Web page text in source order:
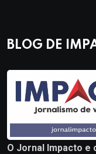
BLOG DE
O Jornal Impacto e